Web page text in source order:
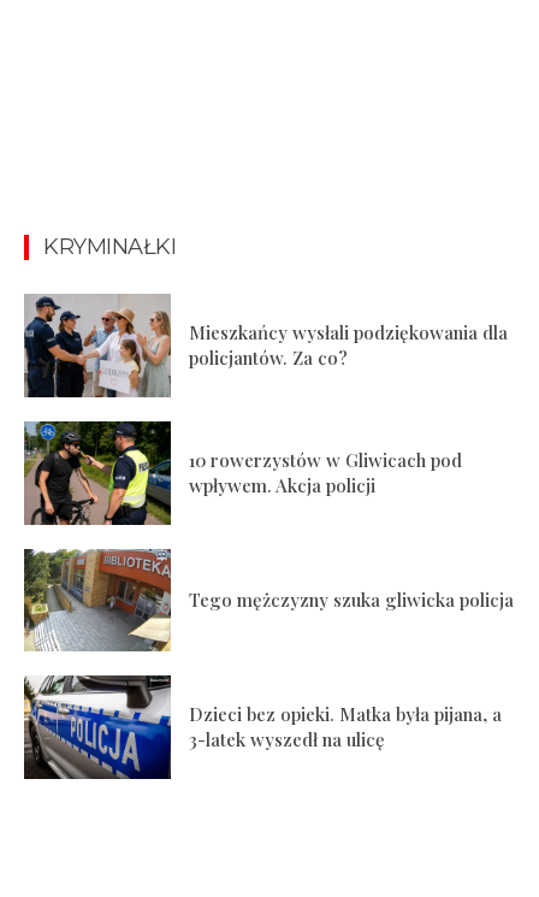
KRYMINAŁKI
Mieszkańcy wysłali podziękowania dla
policjantów. Za co?
10 rowerzystów w Gliwicach pod
wpływem. Akcja policji
Tego mężczyzny szuka gliwicka policja
Dzieci bez opieki. Matka była pijana, a
3-latek wyszedł na ulicę